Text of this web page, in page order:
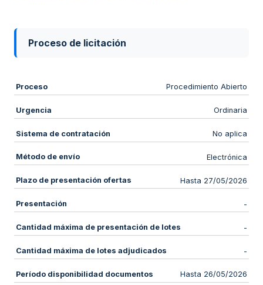
Proceso de licitación
Proceso Procedimiento Abierto
Urgencia Ordinaria
Sistema de contratación No aplica
Método de envío Electrónica
Plazo de presentación ofertas Hasta 27/05/2026
Presentación -
Cantidad máxima de presentación de lotes -
Cantidad máxima de lotes adjudicados -
Período disponibilidad documentos Hasta 26/05/2026